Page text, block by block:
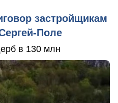
застройщикам
Поле
в 130 млн